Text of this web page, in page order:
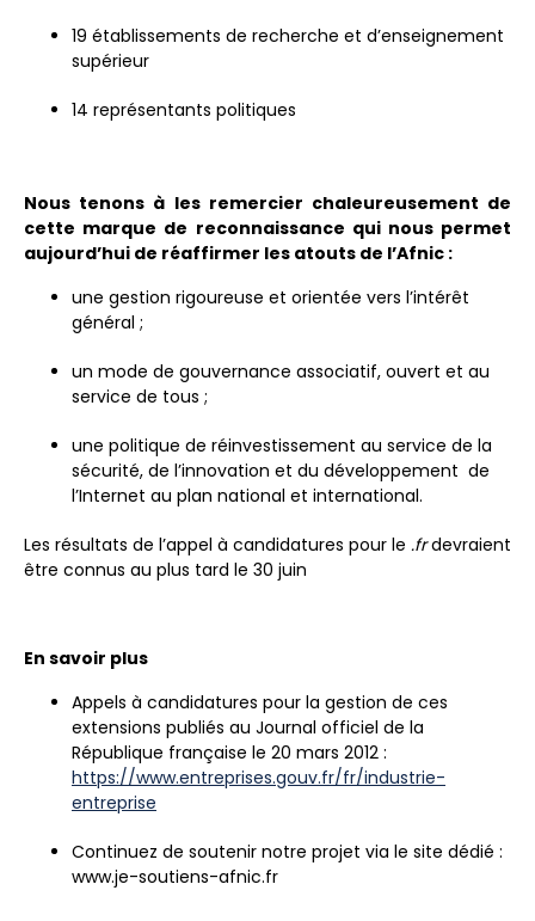
19 établissements de recherche et d’enseignement
supérieur
14 représentants politiques
Nous tenons à les remercier chaleureusement de
cette marque de reconnaissance qui nous permet
aujourd’hui de réaffirmer les atouts de l’Afnic :
une gestion rigoureuse et orientée vers l’intérêt
général ;
un mode de gouvernance associatif, ouvert et au
service de tous ;
une politique de réinvestissement au service de la
sécurité, de l’innovation et du développement de
l’Internet au plan national et international.
Les résultats de l’appel à candidatures pour le .frdevraient
être connus au plus tard le 30 juin
En savoir plus
Appels à candidatures pour la gestion de ces
extensions publiés au Journal officiel de la
République française le 20 mars 2012 :
https://www.entreprises.gouv.fr/fr/industrie-
entreprise
Continuez de soutenir notre projet via le site dédié :
www.je-soutiens-afnic.fr